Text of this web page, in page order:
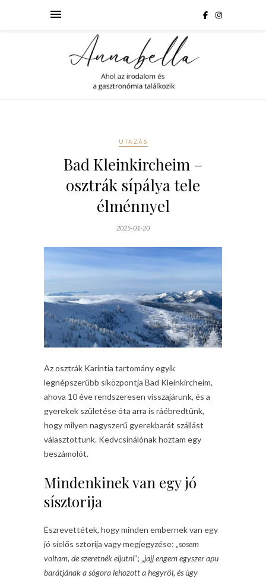
UTAZÁS
Bad Kleinkircheim –
osztrák sípálya tele
élménnyel
2025-01-20
Az osztrák Karintia tartomány egyik
legnépszerűbb síközpontja Bad Kleinkircheim,
ahova 10 éve rendszeresen visszajárunk, és a
gyerekek születése óta arra is ráébredtünk,
hogy milyen nagyszerű gyerekbarát szállást
választottunk. Kedvcsinálónak hoztam egy
beszámolót.
Mindenkinek van egy jó
sísztorija
Észrevettétek, hogy minden embernek van egy
jó síelős sztorija vagy megjegyzése: „sosem
voltam, de szeretnék eljutni”; „jajj engem egyszer apu
barátjának a sógora lehozott a hegyről, és úgy